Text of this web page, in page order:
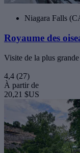
Niagara Falls
Royaume des
Visite de la plus
4,4 (27)
À partir de
20,21 $US